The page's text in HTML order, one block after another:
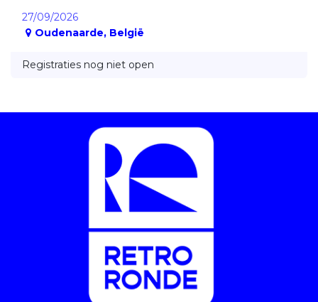
27/09/2026
Oudenaarde, België
Registraties nog niet open